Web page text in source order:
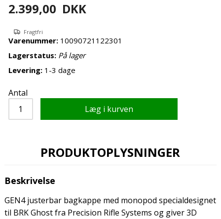
2.399,00 DKK
Fragtfri
Varenummer: 10090721122301
Lagerstatus: På lager
Levering:1-3 dage
Antal
PRODUKTOPLYSNINGER
Beskrivelse
GEN4 justerbar bagkappe med monopod specialdesignet
til BRK Ghost fra Precision Rifle Systems og giver 3D